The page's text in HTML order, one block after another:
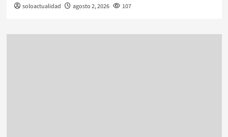
soloactualidad agosto 2, 2026 107